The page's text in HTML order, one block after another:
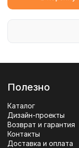
Полезно
Каталог
Дизайн-проекты
Возврат и гарантия
Контакты
Доставка и оплата